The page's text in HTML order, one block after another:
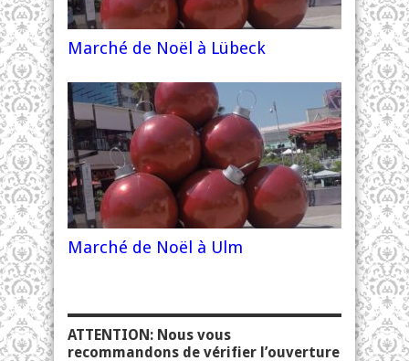
Marché de Noël à Lübeck
Marché de Noël à Ulm
ATTENTION: Nous vous
recommandons de vérifier l’ouverture